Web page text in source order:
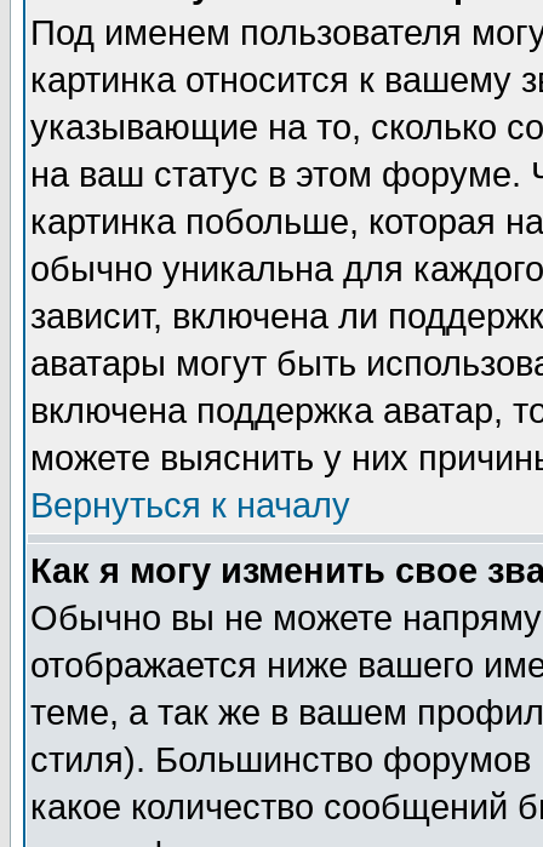
Под именем пользователя
картинка относится к вашему
указывающие на то, сколько
на ваш статус в этом форуме.
картинка побольше, которая
обычно уникальна для
зависит, включена ли
аватары могут быть
включена поддержка аватар,
можете выяснить у них
Вернуться к началу
Как я могу изменить свое
Обычно вы не можете
отображается ниже вашего
теме, а так же в вашем
стиля). Большинство форумов
какое количество сообщений